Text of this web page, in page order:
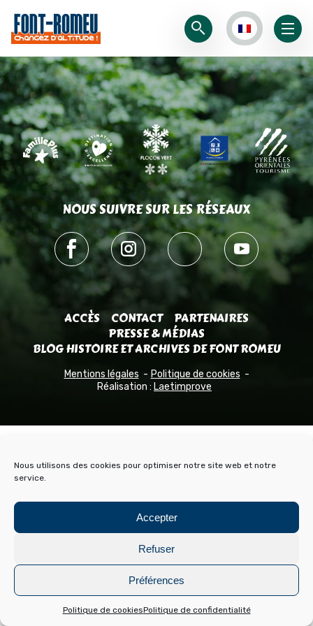
Nous utilisons des cookies pour optimiser notre site web et notre
service.
Accepter
Refuser
Préférences
Politique de cookiesPolitique de confidentialité
NOUS SUIVRE SUR LES RÉSEAUX
ACCÈS CONTACT
PARTENAIRES
PRESSE & MÉDIAS
BLOG HISTOIRE ET ARCHIVES DE FONT ROMEU
Mentions légales
Politique de cookies
Réalisation : Laetimprove